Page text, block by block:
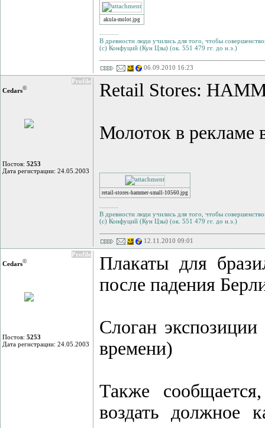
akula-molot.jpg
--------
В древности люди учились для того, чтобы
(с) Конфуций (Кун Цзы) (ок. 551 479 гг. до н.э.)
06.09.2010 16:23
Profile
Cedars©
Постов: 5253
Дата регистрации: 24.05.2003
Retail Stores:
Молоток в рекламе
retail-stores-hammer-small-10560.jpg
--------
В древности люди учились для того, чтобы
(с) Конфуций (Кун Цзы) (ок. 551 479 гг. до н.э.)
12.11.2010 09:01
Profile
Cedars©
Постов: 5253
Дата регистрации: 24.05.2003
Плакаты для
после падения
Слоган
времени)
Также
воздать должное